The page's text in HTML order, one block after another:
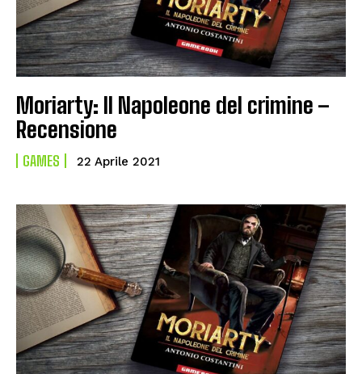
Moriarty: Il Napoleone del crimine –
Recensione
GAMES 22 Aprile 2021